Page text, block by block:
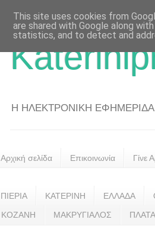
Η ΗΛΕΚΤΡΟΝΙΚΗ ΕΦΗΜΕΡΙΔΑ
Αρχική σελίδα Επικοινωνία Γίνε
ΠΙΕΡΙΑ ΚΑΤΕΡΙΝΗ ΕΛΛΑΔΑ
ΚΟΖΑΝΗ ΜΑΚΡΥΓΙΑΛΟΣ
This site uses cookies from
are shared with Google along
statistics, and to detect and